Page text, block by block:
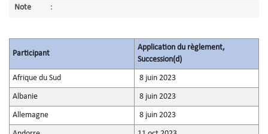
Note :
Participant
Application du règlement,
Succession(d)
Afrique du Sud 8 juin 2023
Albanie 8 juin 2023
Allemagne 8 juin 2023